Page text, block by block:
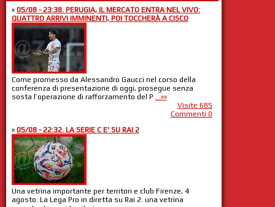
» 05/08 - 23:38. PERUGIA, IL MERCATO ENTRA NEL VIVO:
QUATTRO ARRIVI IMMINENTI, POI TOCCHERÀ A CISCO
Come promesso da Alessandro Gaucci nel corso della
conferenza di presentazione di oggi, prosegue senza
sosta l’operazione di rafforzamento del P ...»»
Visite 685
Commenti 0
» 05/08 - 22:32. LA SERIE C E' SU RAI 2
Una vetrina importante per territori e club Firenze, 4
agosto. La Lega Pro in diretta su Rai 2: una vetrina